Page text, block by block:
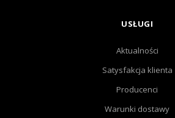
USŁUGI
Aktualności
Satysfakcja klienta
Producenci
Warunki dostawy